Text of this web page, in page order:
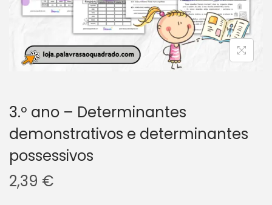
e
g
a
t
e
ú
3.º ano – Determinantes
demonstrativos e determinantes
possessivos
2,39 €